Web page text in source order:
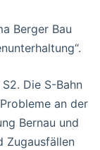
Berger Bau
Die S-Bahn
an der
Bernau und
Zugausfällen